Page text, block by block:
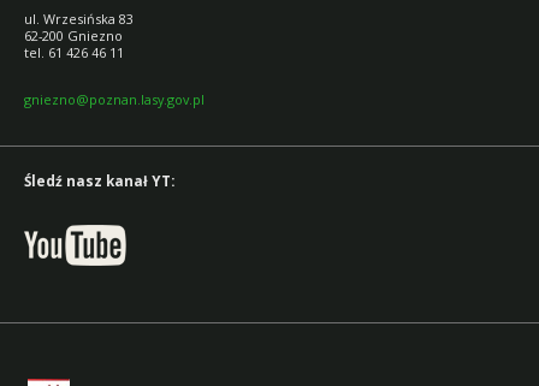
ul. Wrzesińska 83
62-200 Gniezno
tel. 61 426 46 11
gniezno@poznan.lasy.gov.pl
Śledź nasz kanał YT: